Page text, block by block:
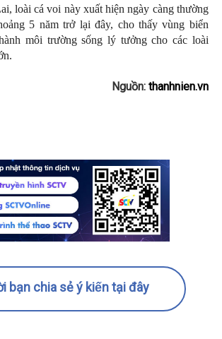
loài cá voi này xuất hiện ngày càng thường
5 năm trở lại đây, cho thấy vùng biển
môi trường sống lý tưởng cho các loài
Nguồn: thanhnien.vn
bạn chia sẻ ý kiến tại đây